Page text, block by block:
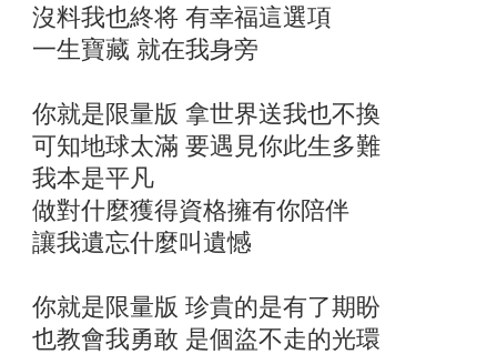
沒料我也終将 有幸福這選項
一生寶藏 就在我身旁
你就是限量版 拿世界送我也不換
可知地球太滿 要遇見你此生多難
我本是平凡
做對什麼獲得資格擁有你陪伴
讓我遺忘什麼叫遺憾
你就是限量版 珍貴的是有了期盼
也教會我勇敢 是個盜不走的光環